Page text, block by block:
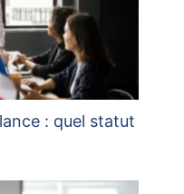
: quel statut